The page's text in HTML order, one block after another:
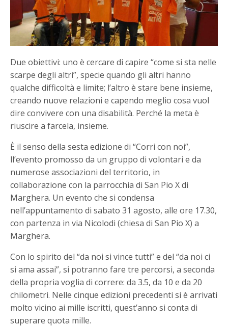
Due obiettivi: uno è cercare di capire “come si sta nelle
scarpe degli altri”, specie quando gli altri hanno
qualche difficoltà e limite; l’altro è stare bene insieme,
creando nuove relazioni e capendo meglio cosa vuol
dire convivere con una disabilità. Perché la meta è
riuscire a farcela, insieme.
È il senso della sesta edizione di “Corri con noi”,
ll’evento promosso da un gruppo di volontari e da
numerose associazioni del territorio, in
collaborazione con la parrocchia di San Pio X di
Marghera. Un evento che si condensa
nell’appuntamento di sabato 31 agosto, alle ore 17.30,
con partenza in via Nicolodi (chiesa di San Pio X) a
Marghera.
Con lo spirito del “da noi si vince tutti” e del “da noi ci
si ama assai”, si potranno fare tre percorsi, a seconda
della propria voglia di correre: da 3.5, da 10 e da 20
chilometri. Nelle cinque edizioni precedenti si è arrivati
molto vicino ai mille iscritti, quest’anno si conta di
superare quota mille.